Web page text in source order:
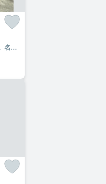
こだわりで選びたい方におすすめ。名古屋市南区エリアで住まいをお探しなら「BeaverCreek(ビーバークリーク)」。ファミリーマート 中江二丁目店まで徒歩3分と近場にコンビニがあるのもポイント。当社には、こだわり条件や特集が満載です。名古屋市南区エリアや名古屋市営桜通線鶴里付近できっと素敵なお部屋が見つかることでしょう。